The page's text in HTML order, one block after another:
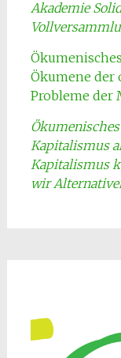
Akademie
Ökumene der
Probleme der
Kapitalismus
Kapitalismus
wir